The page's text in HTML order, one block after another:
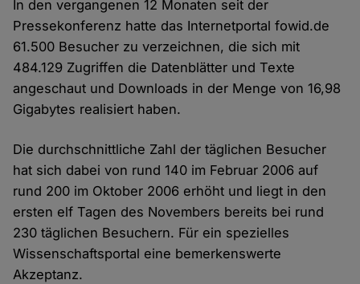
In den vergangenen 12 Monaten seit der
Pressekonferenz hatte das Internetportal fowid.de
61.500 Besucher zu verzeichnen, die sich mit
484.129 Zugriffen die Datenblätter und Texte
angeschaut und Downloads in der Menge von 16,98
Gigabytes realisiert haben.
Die durchschnittliche Zahl der täglichen Besucher
hat sich dabei von rund 140 im Februar 2006 auf
rund 200 im Oktober 2006 erhöht und liegt in den
ersten elf Tagen des Novembers bereits bei rund
230 täglichen Besuchern. Für ein spezielles
Wissenschaftsportal eine bemerkenswerte
Akzeptanz.